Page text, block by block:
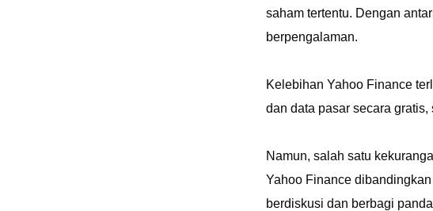
saham tertentu. Dengan
berpengalaman.
Kelebihan Yahoo Finance
dan data pasar secara
Namun, salah satu
Yahoo Finance
berdiskusi dan berbagi